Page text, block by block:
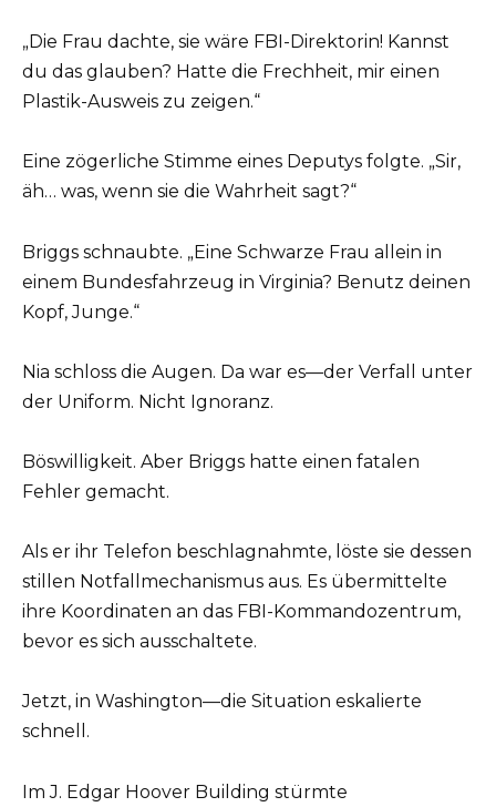
„Die Frau dachte, sie wäre FBI-Direktorin! Kannst
du das glauben? Hatte die Frechheit, mir einen
Plastik-Ausweis zu zeigen.“
Eine zögerliche Stimme eines Deputys folgte. „Sir,
äh… was, wenn sie die Wahrheit sagt?“
Briggs schnaubte. „Eine Schwarze Frau allein in
einem Bundesfahrzeug in Virginia? Benutz deinen
Kopf, Junge.“
Nia schloss die Augen. Da war es—der Verfall unter
der Uniform. Nicht Ignoranz.
Böswilligkeit. Aber Briggs hatte einen fatalen
Fehler gemacht.
Als er ihr Telefon beschlagnahmte, löste sie dessen
stillen Notfallmechanismus aus. Es übermittelte
ihre Koordinaten an das FBI-Kommandozentrum,
bevor es sich ausschaltete.
Jetzt, in Washington—die Situation eskalierte
schnell.
Im J. Edgar Hoover Building stürmte